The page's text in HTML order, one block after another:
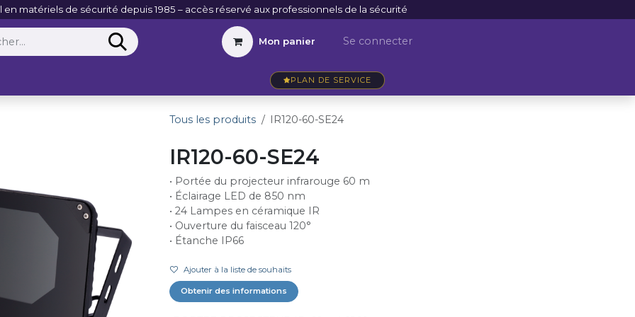
matériels de sécurité depuis 1985 – accès réservé aux professionnels de la sécurité
Mon panier Se connecter
PLAN DE SERVICE
Tous les produits IR120-60-SE24
IR120-60-SE24
• Portée du projecteur infrarouge 60 m
• Éclairage LED de 850 nm
• 24 Lampes en céramique IR
• Ouverture du faisceau 120°
• Étanche IP66
Ajouter à la liste de souhaits
Obtenir des informations